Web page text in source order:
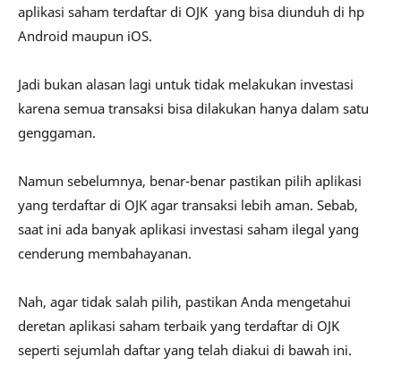
aplikasi saham terdaftar di OJK yang bisa diunduh di hp
Android maupun iOS.
Jadi bukan alasan lagi untuk tidak melakukan investasi
karena semua transaksi bisa dilakukan hanya dalam satu
genggaman.
Namun sebelumnya, benar-benar pastikan pilih aplikasi
yang terdaftar di OJK agar transaksi lebih aman. Sebab,
saat ini ada banyak aplikasi investasi saham ilegal yang
cenderung membahayanan.
Nah, agar tidak salah pilih, pastikan Anda mengetahui
deretan aplikasi saham terbaik yang terdaftar di OJK
seperti sejumlah daftar yang telah diakui di bawah ini.